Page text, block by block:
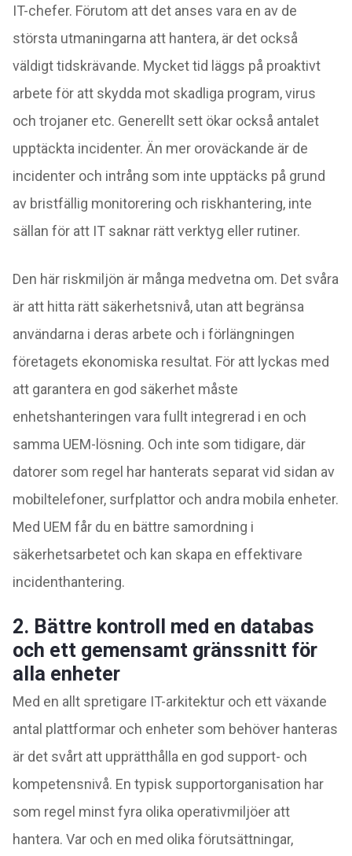
IT-chefer. Förutom att det anses vara en av de
största utmaningarna att hantera, är det också
väldigt tidskrävande. Mycket tid läggs på proaktivt
arbete för att skydda mot skadliga program, virus
och trojaner etc. Generellt sett ökar också antalet
upptäckta incidenter. Än mer oroväckande är de
incidenter och intrång som inte upptäcks på grund
av bristfällig monitorering och riskhantering, inte
sällan för att IT saknar rätt verktyg eller rutiner.
Den här riskmiljön är många medvetna om. Det svåra
är att hitta rätt säkerhetsnivå, utan att begränsa
användarna i deras arbete och i förlängningen
företagets ekonomiska resultat. För att lyckas med
att garantera en god säkerhet måste
enhetshanteringen vara fullt integrerad i en och
samma UEM-lösning. Och inte som tidigare, där
datorer som regel har hanterats separat vid sidan av
mobiltelefoner, surfplattor och andra mobila enheter.
Med UEM får du en bättre samordning i
säkerhetsarbetet och kan skapa en effektivare
incidenthantering.
2. Bättre kontroll med en databas
och ett gemensamt gränssnitt för
alla enheter
Med en allt spretigare IT-arkitektur och ett växande
antal plattformar och enheter som behöver hanteras
är det svårt att upprätthålla en god support- och
kompetensnivå. En typisk supportorganisation har
som regel minst fyra olika operativmiljöer att
hantera. Var och en med olika förutsättningar,